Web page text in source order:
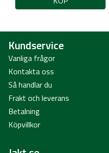
Kundservice
Vanliga frågor
Kontakta oss
Så handlar du
Frakt och leverans
Betalning
Köpvillkor